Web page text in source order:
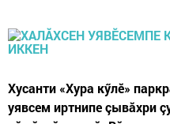
Хусанти «Хура кӳлӗ»
уявсем иртнипе çывăхри